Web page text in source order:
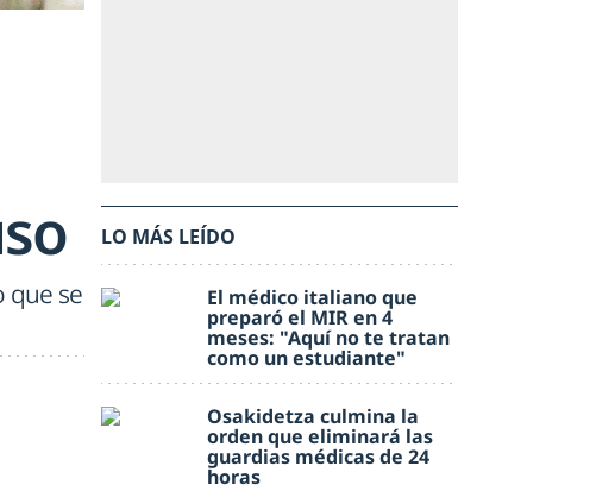
que se
LO MÁS LEÍDO
El médico italiano que
preparó el MIR en 4
meses: "Aquí no te tratan
como un estudiante"
Osakidetza culmina la
orden que eliminará las
guardias médicas de 24
horas